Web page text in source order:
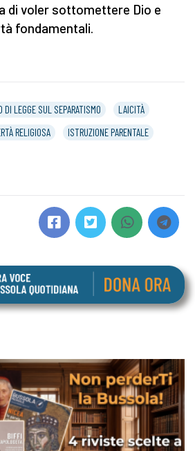
di voler sottomettere Dio e
fondamentali.
DI LEGGE SUL SEPARATISMO
LAICITÀ
RELIGIOSA ISTRUZIONE PARENTALE